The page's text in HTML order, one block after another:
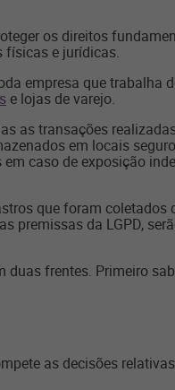
os direitos
físicas e jurídicas.
empresa que trabalha
e lojas de varejo.
as transações
em locais
caso de exposição
que foram
premissas da LGPD,
frentes. Primeiro
as decisões